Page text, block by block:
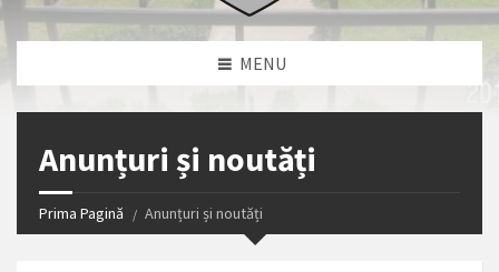
MENU
Anunțuri și noutăți
Prima Pagină Anunțuri și noutăți